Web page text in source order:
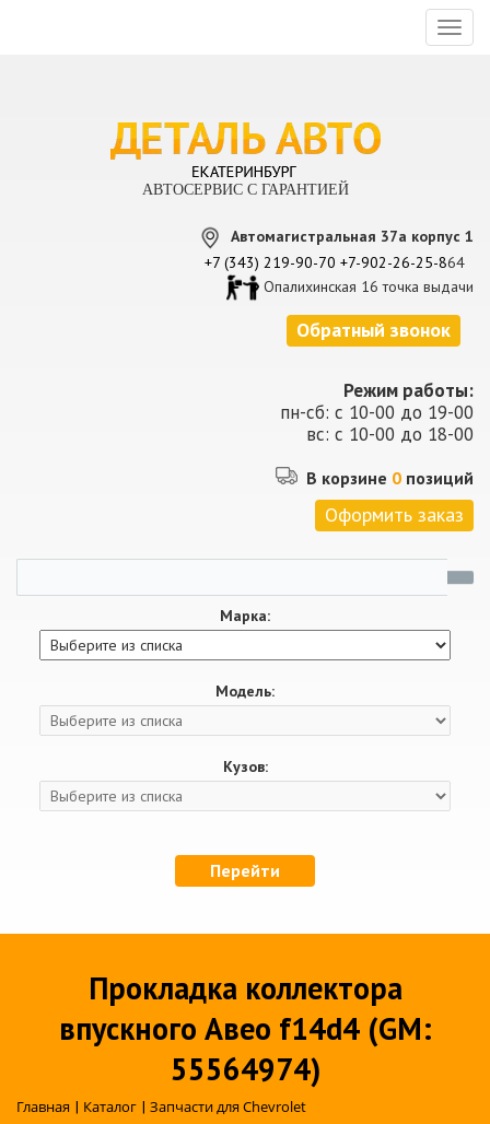
АВТОСЕРВИС С ГАРАНТИЕЙ
Автомагистральная 37а корпус 1
+7 (343) 219-90-70 +7-902-26-25-864
Опалихинская 16 точка выдачи
Обратный звонок
Режим работы:
пн-сб: с 10-00 до 19-00
вс: с 10-00 до 18-00
В корзине 0 позиций
Оформить заказ
Марка:
Модель:
Кузов:
Перейти
Прокладка коллектора
впускного Авео f14d4 (GM:
55564974)
Главная | Каталог | Запчасти для Chevrolet